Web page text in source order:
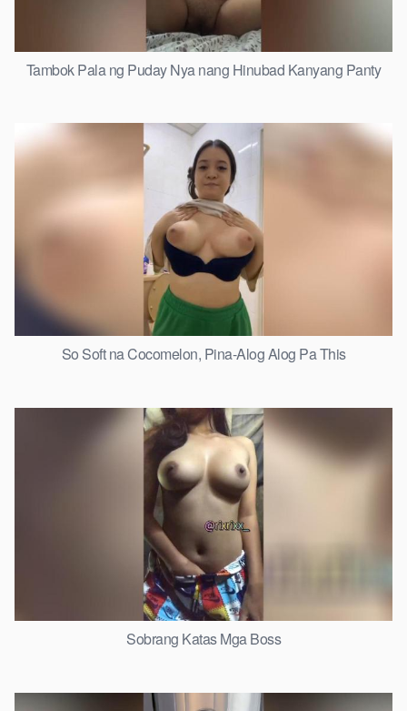
Tambok Pala ng Puday Nya nang Hinubad Kanyang Panty
So Soft na Cocomelon, Pina-Alog Alog Pa This
Sobrang Katas Mga Boss